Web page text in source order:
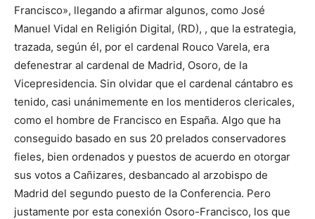
Francisco», llegando a afirmar algunos, como José
Manuel Vidal en Religión Digital, (RD), , que la estrategia,
trazada, según él, por el cardenal Rouco Varela, era
defenestrar al cardenal de Madrid, Osoro, de la
Vicepresidencia. Sin olvidar que el cardenal cántabro es
tenido, casi unánimemente en los mentideros clericales,
como el hombre de Francisco en España. Algo que ha
conseguido basado en sus 20 prelados conservadores
fieles, bien ordenados y puestos de acuerdo en otorgar
sus votos a Cañizares, desbancado al arzobispo de
Madrid del segundo puesto de la Conferencia. Pero
justamente por esta conexión Osoro-Francisco, los que